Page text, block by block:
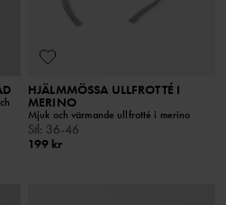
HJÄLMMÖSSA ULLFROTTÉ I
MERINO
Mjuk och värmande ullfrotté i merino
Stl: 36-46
199 kr